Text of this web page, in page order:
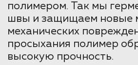
полимером. Так мы
швы и защищаем новые
механических
просыхания полимер
высокую прочность.